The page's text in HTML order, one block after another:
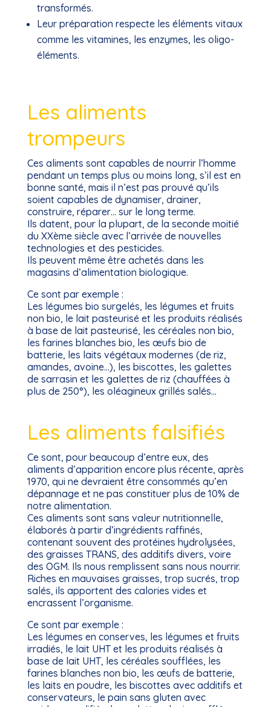
transformés.
Leur préparation respecte les éléments vitaux
comme les vitamines, les enzymes, les oligo-
éléments.
Les aliments
trompeurs
Ces aliments sont capables de nourrir l’homme
pendant un temps plus ou moins long, s’il est en
bonne santé, mais il n’est pas prouvé qu’ils
soient capables de dynamiser, drainer,
construire, réparer… sur le long terme.
Ils datent, pour la plupart, de la seconde moitié
du XXème siècle avec l’arrivée de nouvelles
technologies et des pesticides.
Ils peuvent même être achetés dans les
magasins d’alimentation biologique.
Ce sont par exemple :
Les légumes bio surgelés, les légumes et fruits
non bio, le lait pasteurisé et les produits réalisés
à base de lait pasteurisé, les céréales non bio,
les farines blanches bio, les œufs bio de
batterie, les laits végétaux modernes (de riz,
amandes, avoine…), les biscottes, les galettes
de sarrasin et les galettes de riz (chauffées à
plus de 250°), les oléagineux grillés salés…
Les aliments falsifiés
Ce sont, pour beaucoup d’entre eux, des
aliments d’apparition encore plus récente, après
1970, qui ne devraient être consommés qu’en
dépannage et ne pas constituer plus de 10% de
notre alimentation.
Ces aliments sont sans valeur nutritionnelle,
élaborés à partir d’ingrédients raffinés,
contenant souvent des protéines hydrolysées,
des graisses TRANS, des additifs divers, voire
des OGM. Ils nous remplissent sans nous nourrir.
Riches en mauvaises graisses, trop sucrés, trop
salés, ils apportent des calories vides et
encrassent l’organisme.
Ce sont par exemple :
Les légumes en conserves, les légumes et fruits
irradiés, le lait UHT et les produits réalisés à
base de lait UHT, les céréales soufflées, les
farines blanches non bio, les œufs de batterie,
les laits en poudre, les biscottes avec additifs et
conservateurs, le pain sans gluten avec